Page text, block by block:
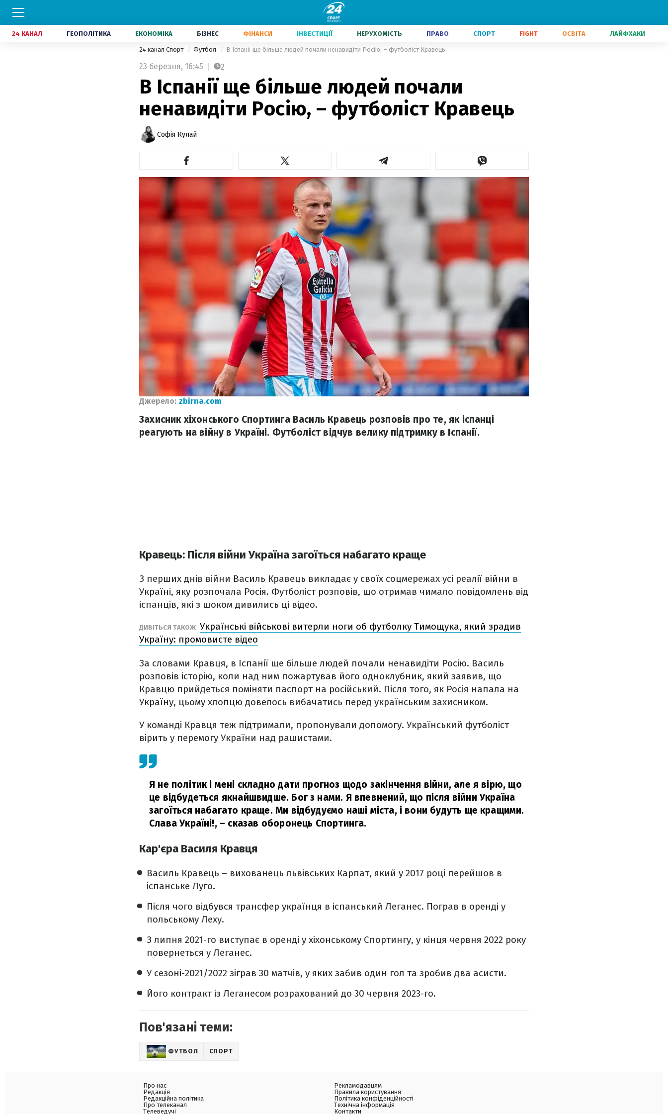
24 КАНАЛ ГЕОПОЛІТИКА ЕКОНОМІКА БІЗНЕС ФІНАНСИ ІНВЕСТИЦІЇ НЕРУХОМІСТЬ ПРАВО СПОРТ FIGHT ОСВІТА ЛАЙФХАКИ
24 канал Спорт Футбол В Іспанії ще більше людей почали ненавидіти Росію, – футболіст Кравець
23 березня, 16:45 2
В Іспанії ще більше людей почали
ненавидіти Росію, – футболіст Кравець
Софія Кулай
Джерело: zbirna.com
Захисник хіхонського Спортинга Василь Кравець розповів про те, як іспанці
реагують на війну в Україні. Футболіст відчув велику підтримку в Іспанії.
Кравець: Після війни Україна загоїться набагато краще
З перших днів війни Василь Кравець викладає у своїх соцмережах усі реалії війни в
Україні, яку розпочала Росія. Футболіст розповів, що отримав чимало повідомлень від
іспанців, які з шоком дивились ці відео.
ДИВІТЬСЯ ТАКОЖ Українські військові витерли ноги об футболку Тимощука, який зрадив
Україну: промовисте відео
За словами Кравця, в Іспанії ще більше людей почали ненавидіти Росію. Василь
розповів історію, коли над ним пожартував його одноклубник, який заявив, що
Кравцю прийдеться поміняти паспорт на російський. Після того, як Росія напала на
Україну, цьому хлопцю довелось вибачатись перед українським захисником.
У команді Кравця теж підтримали, пропонували допомогу. Український футболіст
вірить у перемогу України над рашистами.
Я не політик і мені складно дати прогноз щодо закінчення війни, але я вірю, що
це відбудеться якнайшвидше. Бог з нами. Я впевнений, що після війни Україна
загоїться набагато краще. Ми відбудуємо наші міста, і вони будуть ще кращими.
Слава Україні!, – сказав оборонець Спортинга.
Кар'єра Василя Кравця
Василь Кравець – вихованець львівських Карпат, який у 2017 році перейшов в
іспанське Луго.
Після чого відбувся трансфер українця в іспанський Леганес. Пограв в оренді у
польському Леху.
З липня 2021-го виступає в оренді у хіхонському Спортингу, у кінця червня 2022 року
повернеться у Леганес.
У сезоні-2021/2022 зіграв 30 матчів, у яких забив один гол та зробив два асисти.
Його контракт із Леганесом розрахований до 30 червня 2023-го.
Пов'язані теми:
ФУТБОЛ СПОРТ
Про нас
Редакція
Редакційна політика
Про телеканал
Телеведучі
Рекламодавцям
Правила користування
Політика конфіденційності
Технічна інформація
Контакти